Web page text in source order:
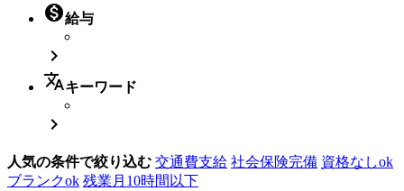
給与

translateキーワード

人気の条件で絞り込む 交通費支給 社会保険完備 資格なしok
ブランクok 残業月10時間以下